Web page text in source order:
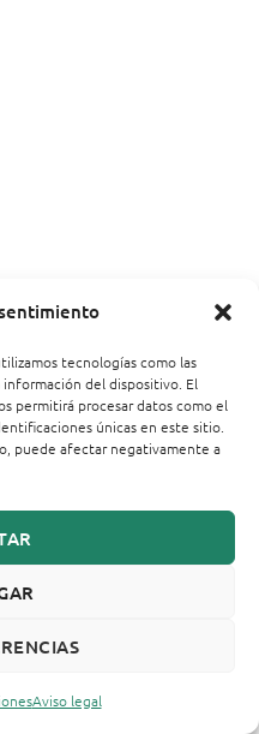
tecnologías como las
información del dispositivo. El
permitirá procesar datos como el
únicas en este sitio.
puede afectar negativamente a
Aviso legal